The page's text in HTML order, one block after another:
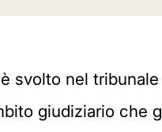
svolto nel
giudiziario che